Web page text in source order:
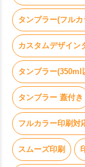
タンブラー(フル
カスタムデザイン
タンブラー(350ml
タンブラー 蓋付き
フルカラー印刷対
スムーズ印刷